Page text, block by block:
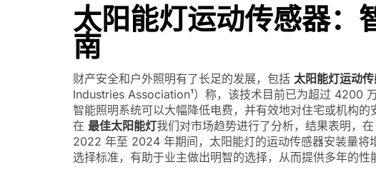
太阳能灯运动传感器：
南
财产安全和户外照明有了长足的发展，包括 太阳能灯运动
Industries Association¹）称，该技术目前已为超过 4200
智能照明系统可以大幅降低电费，并有效地对住宅或机构的
在 最佳太阳能灯我们对市场趋势进行了分析，结果表明，
2022 年至 2024 年期间，太阳能灯的运动传感器安装量将
选择标准，有助于业主做出明智的选择，从而提供多年的性